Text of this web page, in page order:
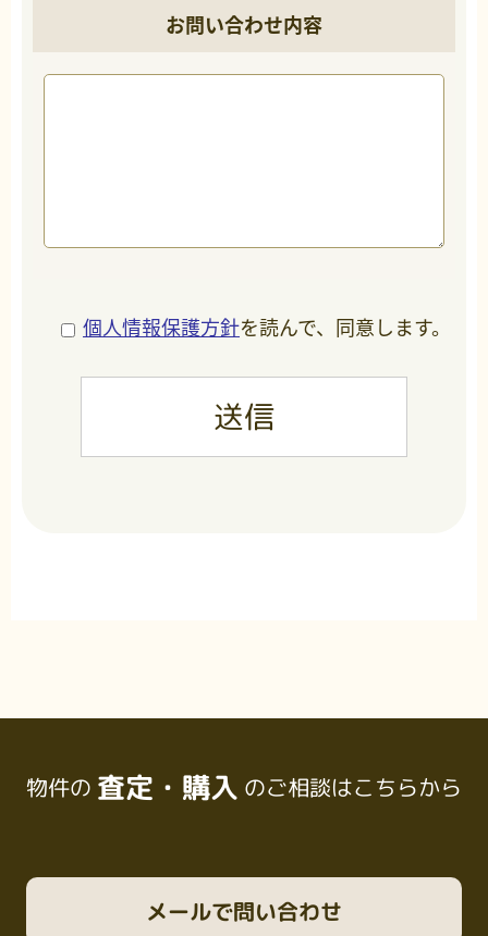
お問い合わせ内容
個人情報保護方針を読んで、同意します。
物件の 査定・購入 のご相談はこちらから
メールで問い合わせ